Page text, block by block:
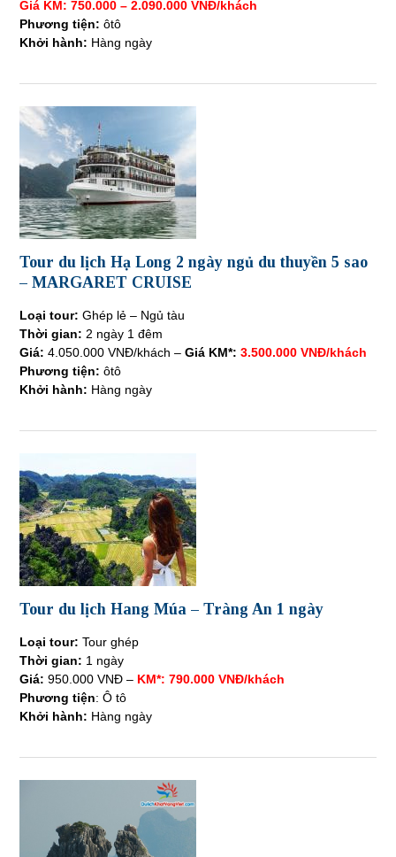
Giá KM: 750.000 – 2.090.000 VNĐ/khách
Phương tiện:ôtô
Khởi hành: Hàng ngày
Tour du lịch Hạ Long 2 ngày ngủ du thuyền 5 sao
– MARGARET CRUISE
Loại tour:Ghép lẻ – Ngủ tàu
Thời gian: 2 ngày 1 đêm
Giá:4.050.000 VNĐ/khách –Giá KM*:3.500.000 VNĐ/khách
Phương tiện:ôtô
Khởi hành: Hàng ngày
Tour du lịch Hang Múa – Tràng An 1 ngày
Loại tour:Tour ghép
Thời gian: 1 ngày
Giá:950.000 VNĐ – KM*: 790.000 VNĐ/khách
Phương tiện: Ô tô
Khởi hành: Hàng ngày